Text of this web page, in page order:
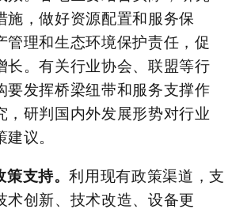
施，做好资源配置和服务保
管理和生态环境保护责任，促
长。有关行业协会、联盟等行
要发挥桥梁纽带和服务支撑作
，研判国内外发展形势对行业
议。
策支持。利用现有政策渠道，支
术创新、技术改造、设备更